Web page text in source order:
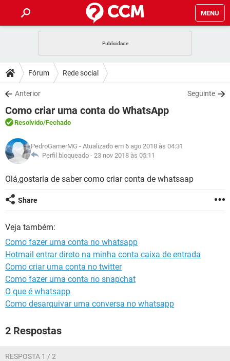
MENU
CELULAR
OUTLOOK
INSTAGRAM GMAIL
GUIA DE COMPRAS
DICAS
JOGOS
OUTLOOK
INSTAGRAM
GUIA DE COMPRAS
DOWNLOADS
JOGOS WHATSAPP
CELULAR
OUTLOOK EXCEL
INSTAGRAM
GUIA DE COMPRAS
FÓRUM
JOGOS
CELULAR FACEBOOK
GLOSSÁRIO
JOGOS
CELULAR FACEBOOK
OUTLOOK
GUIA DE COMPRAS
Fórum Rede social
Anterior Seguinte
Como criar uma conta do WhatsApp
Resolvido/Fechado
PedroGamerMG - Atualizado em 6 ago 2018 às 04:31
Perfil bloqueado - 23 nov 2018 às 05:11
Olá,gostaria de saber como criar conta de whatsaap
Share
Veja também:
Como fazer uma conta no whatsapp
Hotmail entrar direto na minha conta caixa de entrada
Como criar uma conta no twitter
Como fazer uma conta no snapchat
O que é whatsapp
Como desarquivar uma conversa no whatsapp
2 Respostas
RESPOSTA 1 / 2